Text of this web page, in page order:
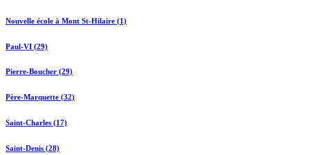
Nouvelle école à Mont St-Hilaire (1)
Paul-VI (29)
Pierre-Boucher (29)
Père-Marquette (32)
Saint-Charles (17)
Saint-Denis (28)